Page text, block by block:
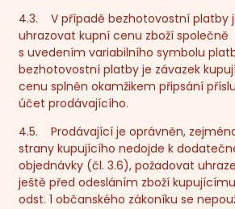
4.3. V případě bezhotovostní platby
uhrazovat kupní cenu zboží společně
s uvedením variabilního symbolu
bezhotovostní platby je závazek
cenu splněn okamžikem připsání
účet prodávajícího.
4.5. Prodávající je oprávněn,
strany kupujícího nedojde k
objednávky (čl. 3.6), požadovat
ještě před odesláním zboží
odst. 1 občanského zákoníku se